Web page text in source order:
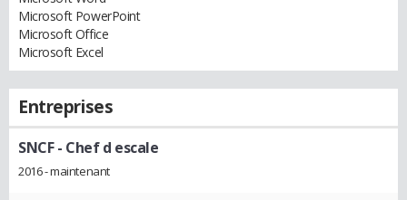
Microsoft PowerPoint
Microsoft Office
Microsoft Excel
Entreprises
SNCF- Chef d escale
2016 - maintenant